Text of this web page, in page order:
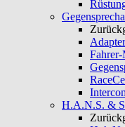
Fahrer-
H.A.N.S. &